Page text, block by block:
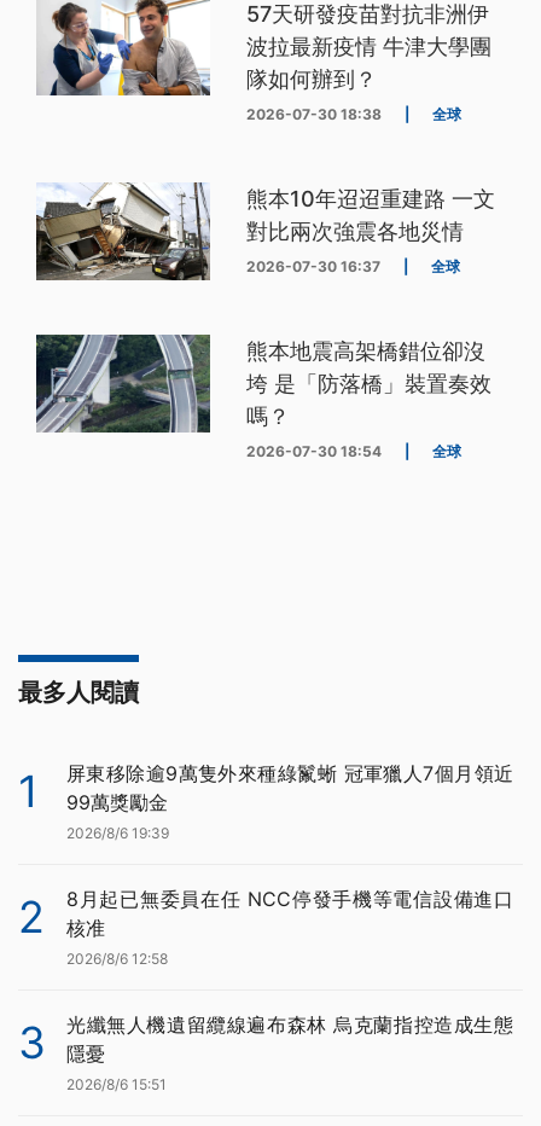
57天研發疫苗對抗非洲伊
波拉最新疫情 牛津大學團
隊如何辦到？
2026-07-30 18:38 全球
熊本10年迢迢重建路 一文
對比兩次強震各地災情
2026-07-30 16:37 全球
熊本地震高架橋錯位卻沒
垮 是「防落橋」裝置奏效
嗎？
2026-07-30 18:54 全球
最多人閱讀
1
屏東移除逾9萬隻外來種綠鬣蜥 冠軍獵人7個月領近
99萬獎勵金
2026/8/6 19:39
2
8月起已無委員在任 NCC停發手機等電信設備進口
核准
2026/8/6 12:58
3
光纖無人機遺留纜線遍布森林 烏克蘭指控造成生態
隱憂
2026/8/6 15:51